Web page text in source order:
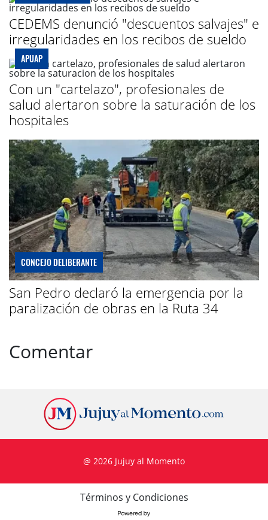
CEDEMS denunció "descuentos salvajes" e
irregularidades en los recibos de sueldo
APUAP
Con un "cartelazo", profesionales de
salud alertaron sobre la saturación de los
hospitales
CONCEJO DELIBERANTE
San Pedro declaró la emergencia por la
paralización de obras en la Ruta 34
Comentar
@ 2026 Jujuy al Momento
Términos y Condiciones